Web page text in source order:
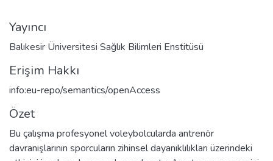
Yayıncı
Balıkesir Üniversitesi Sağlık Bilimleri Enstitüsü
Erişim Hakkı
info:eu-repo/semantics/openAccess
Özet
Bu çalışma profesyonel voleybolcularda antrenör
davranışlarının sporcuların zihinsel dayanıklılıkları üzerindeki